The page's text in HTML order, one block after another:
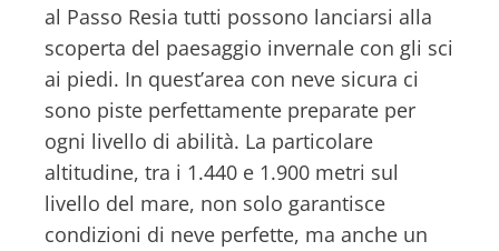
al Passo Resia tutti possono lanciarsi alla
scoperta del paesaggio invernale con gli sci
ai piedi. In quest’area con neve sicura ci
sono piste perfettamente preparate per
ogni livello di abilità. La particolare
altitudine, tra i 1.440 e 1.900 metri sul
livello del mare, non solo garantisce
condizioni di neve perfette, ma anche un